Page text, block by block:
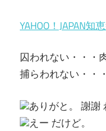
YAHOO！JAPAN知
囚われない・・・
捕らわれない・・
ありがと。 謝謝
えー だけど。